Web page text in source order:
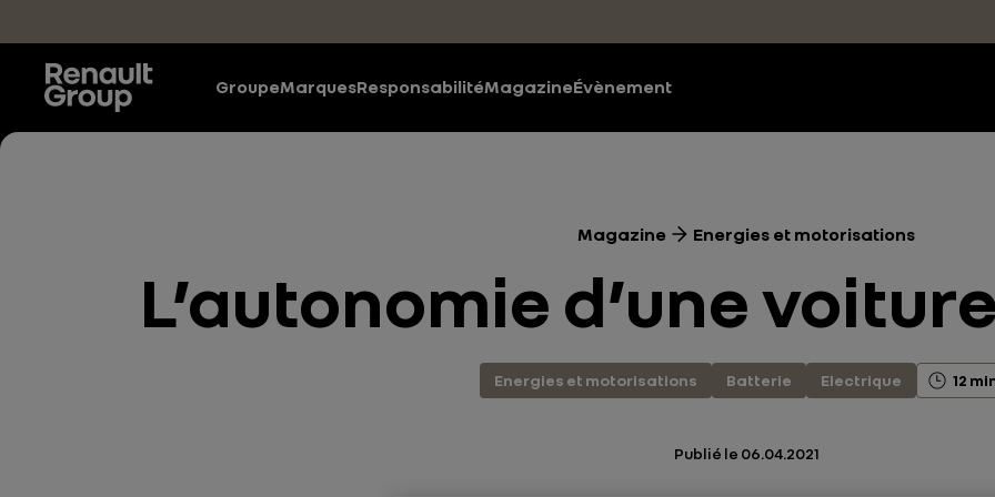
GroupeMarquesResponsabilitéMagazineÉvènement
Magazine Energies et motorisations
L’autonomie d’une
Energies et motorisations Batterie Electrique 12
Publié le 06.04.2021